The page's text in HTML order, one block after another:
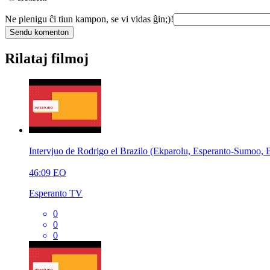
Ne plenigu ĉi tiun kampon, se vi vidas ĝin;)!
Rilataj filmoj
Intervjuo de Rodrigo el Brazilo (Ekparolu, Esperanto-
46:09 EO
Esperanto TV
0
0
0